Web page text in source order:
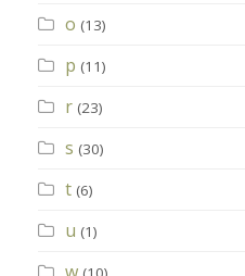
o (13)
p (11)
r (23)
s (30)
t (6)
u (1)